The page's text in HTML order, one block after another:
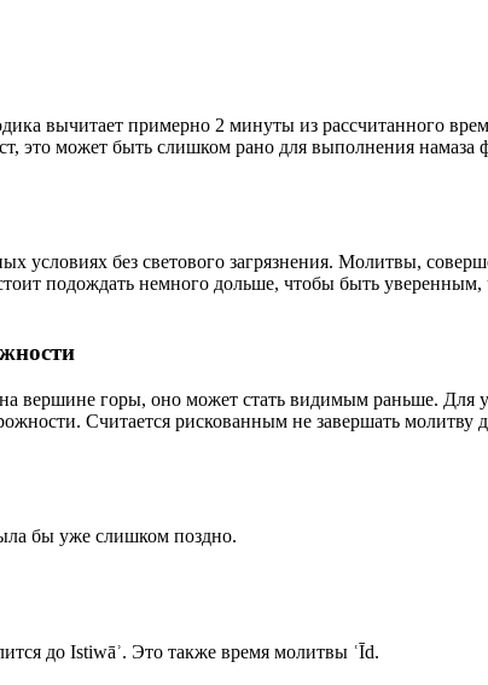
вычитает примерно 2 минуты из рассчитанного
это может быть слишком рано для выполнения намаза
условиях без светового загрязнения. Молитвы,
подождать немного дольше, чтобы быть уверенным,
вершине горы, оно может стать видимым раньше. Для
Считается рискованным не завершать молитву
бы уже слишком поздно.
до Istiwāʾ. Это также время молитвы ʿĪd.